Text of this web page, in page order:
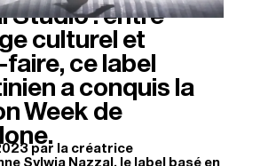
Studio : entre
culturel et
ce label
a conquis la
Week de
par la créatrice
Sylwia Nazzal, le label basé en